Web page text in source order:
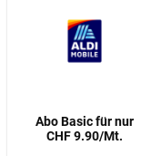
Abo Basic für nur
CHF 9.90/Mt.